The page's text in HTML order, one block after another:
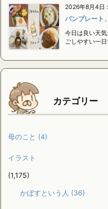
2026年8月4日 :
パンプレート
今日は良い天
ごしやすい一
カテゴリー
母のこと (4)
イラスト
(1,175)
かぼすという人 (36)